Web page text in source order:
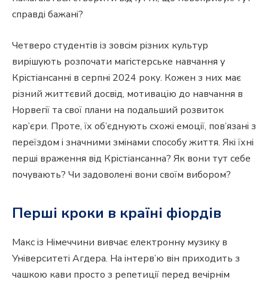
справді бажані?
Четверо студентів із зовсім різних культур
вирішують розпочати магістерське навчання у
Крістіансанні в серпні 2024 року. Кожен з них має
різний життєвий досвід, мотивацію до навчання в
Норвегії та свої плани на подальший розвиток
кар’єри. Проте, їх об’єднують схожі емоції, пов’язані з
переїздом і значними змінами способу життя. Які їхні
перші враження від Крістіансанна? Як вони тут себе
почувають? Чи задоволені вони своїм вибором?
Перші кроки в країні фіордів
Макс із Німеччини вивчає електронну музику в
Університеті Агдера. На інтерв’ю він приходить з
чашкою кави просто з репетиції перед вечірнім